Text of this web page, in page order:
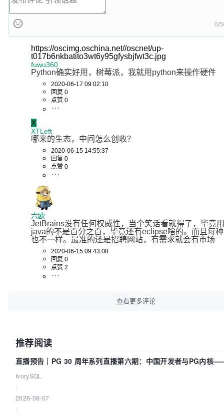
0/
https://oscimg.oschina.net//oscnet/up-
t017b6nkbatito3wt6y95gfysbjfwt3c.jpg
fuwu360
Python确实好用，树莓派，我就用python来操作硬件
2020-06-17 09:02:10
回复 0
点赞 0
X
XTLeft
哪来的生态，中间怎么创收？
2020-06-15 14:55:37
回复 0
点赞 0
六欧
JetBrains没有任何权威性，当个笑话看就得了，毕竟
java的不是百分之百，毕竟还有eclipse啥的。而且每
也不一样。最准的还是招聘网站，有需求就会有市场
2020-06-15 09:43:08
回复 0
点赞 2
查看更多评论
推荐阅读
直播预告｜PG 30 周年系列直播第六期：中国开发者与PG内核
得动吗？我们贡献了什么？
IvorySQL
2026-08-07